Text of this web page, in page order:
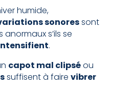
humide,
sonoressont
anormaux s’ils se
.
capot mal clipséou
suffisent à faire vibrer